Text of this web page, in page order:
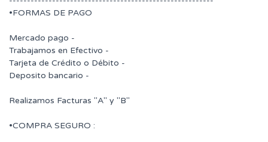
•FORMAS DE PAGO
Mercado pago -
Trabajamos en Efectivo -
Tarjeta de Crédito o Débito -
Deposito bancario -
Realizamos Facturas "A" y "B"
•COMPRA SEGURO :